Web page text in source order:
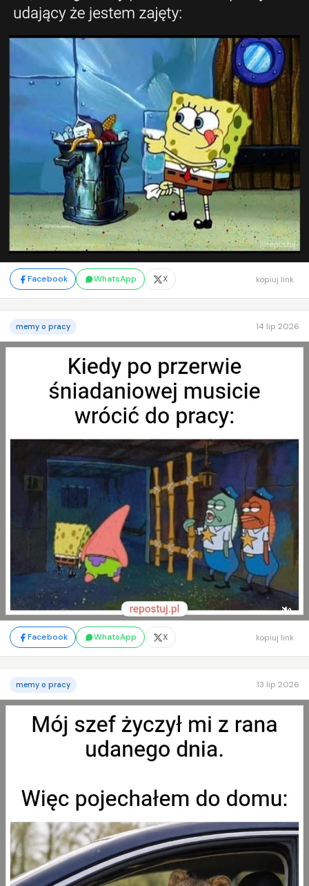
Facebook WhatsApp X kopiuj link
memy o pracy 14 lip 2026
Facebook WhatsApp X kopiuj link
memy o pracy 13 lip 2026